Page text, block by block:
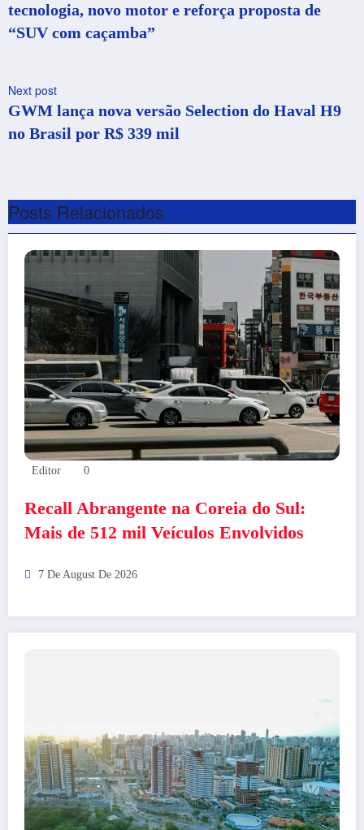
tecnologia, novo motor e reforça proposta de
“SUV com caçamba”
Next post
GWM lança nova versão Selection do Haval H9
no Brasil por R$ 339 mil
Posts Relacionados
Editor 0
Recall Abrangente na Coreia do Sul:
Mais de 512 mil Veículos Envolvidos
7 De August De 2026